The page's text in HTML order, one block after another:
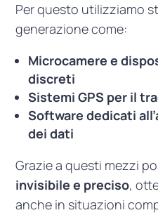
Per questo utilizziamo
generazione come:
Microcamere e
discreti
Sistemi GPS per il
Software dedicati
dei dati
Grazie a questi mezzi
invisibile e preciso,
anche in situazioni